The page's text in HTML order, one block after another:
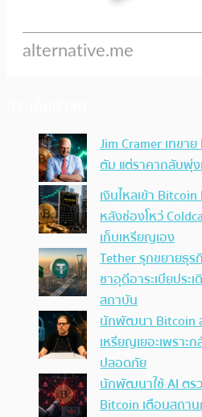
Jim Cramer เทขา
ตัม แต่ราคากลับพุ่
เงินไหลเข้า
หลังช่องโหว่
เก็บเหรียญเอง
Tether รุกขยายธุ
ซาอุดีอาระเบียปร
สถาบัน
นักพัฒนา Bitcoin
เหรียญเยอะเพราะ
ปลอดภัย
นักพัฒนาใช้ AI ตร
Bitcoin เตือนสถา